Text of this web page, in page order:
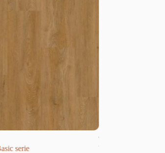
Therdex 15064 Authentic serie